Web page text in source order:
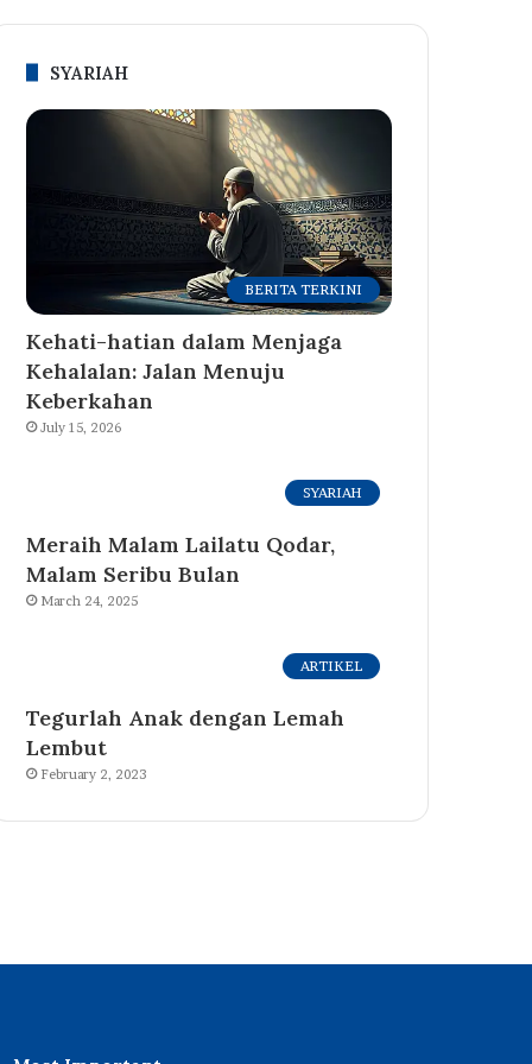
SYARIAH
BERITA TERKINI
Kehati-hatian dalam Menjaga
Kehalalan: Jalan Menuju
Keberkahan
July 15, 2026
SYARIAH
Meraih Malam Lailatu Qodar,
Malam Seribu Bulan
March 24, 2025
ARTIKEL
Tegurlah Anak dengan Lemah
Lembut
February 2, 2023